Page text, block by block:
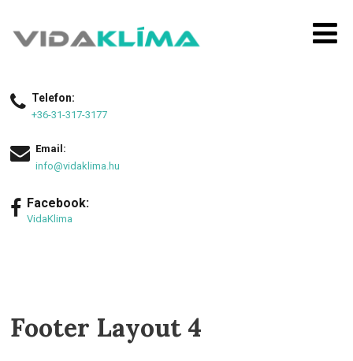
Telefon:
+36-31-317-3177
Email:
info@vidaklima.hu
Facebook:
VidaKlima
Footer Layout 4